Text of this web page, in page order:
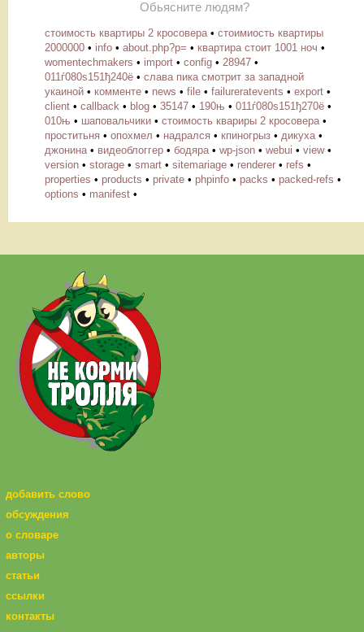
Обьясните людям?
стоимость квартиры 2 кросовера• стоимиость квартиры
2000000 • info • about.php?p= • квартира стоит 1001 ноч •
womentechmakers • import • config • 28947 •
011ѓ080ѕ151ђ240ё • слава пика смотрит за западной
укаиной • комменте • news • file • failureratevents • export •
client • callback • blog • 35147 • 190њ • 011ѓ080ѕ151ђ270ё •
010њ • шаповальчики • стоимость квариры 2 кросовера•
проститьня • опохмел • надрался • кпиногрыз • дикуха•
джонина• видеоблоггер • бодяра• wp-json • webui • view•
version • storage • smart • sitemariage • renderer • refs •
properties • products • private • phpinfo • packs • packed-refs •
options • manifest •
добавить слово
обсуждения
о словаре
авторы
статьи
ссылки
контакты